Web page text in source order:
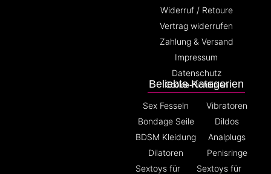
Beliebte Kategorien
Sex Fesseln
Bondage Seile
BDSM Kleidung
Dilatoren
Sextoys für
Vibratoren
Dildos
Analplugs
Penisringe
Sextoys für
Widerruf / Retoure
Vertrag widerrufen
Zahlung & Versand
Impressum
Datenschutz
Cookie-Richtlinien